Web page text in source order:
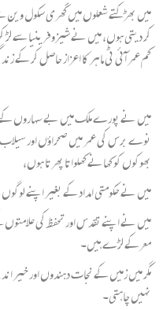
میں بھڑکتے شعلوں میں گھری سکول وین
کر دیتی ہوں، میں نے شیزوفرینیا سے
کم عمر آئی ٹی ماہر کا اعزاز حاصل کر کے
میں نے پورے ملک میں بے سہاروں کے
نوے برس کی عمر میں صحراؤں اور سیلاب
بھوکوں کو کھانے کھلواتا پھرتا ہوں،
میں نے حکومتی امداد کے بغیر اپنے
میں نے اپنے تقدس اور تحفظ کی
معرکے لڑے ہیں۔
مگر میں زمیں کے نجات دہندوں اور خیر
نہیں چاہتی۔